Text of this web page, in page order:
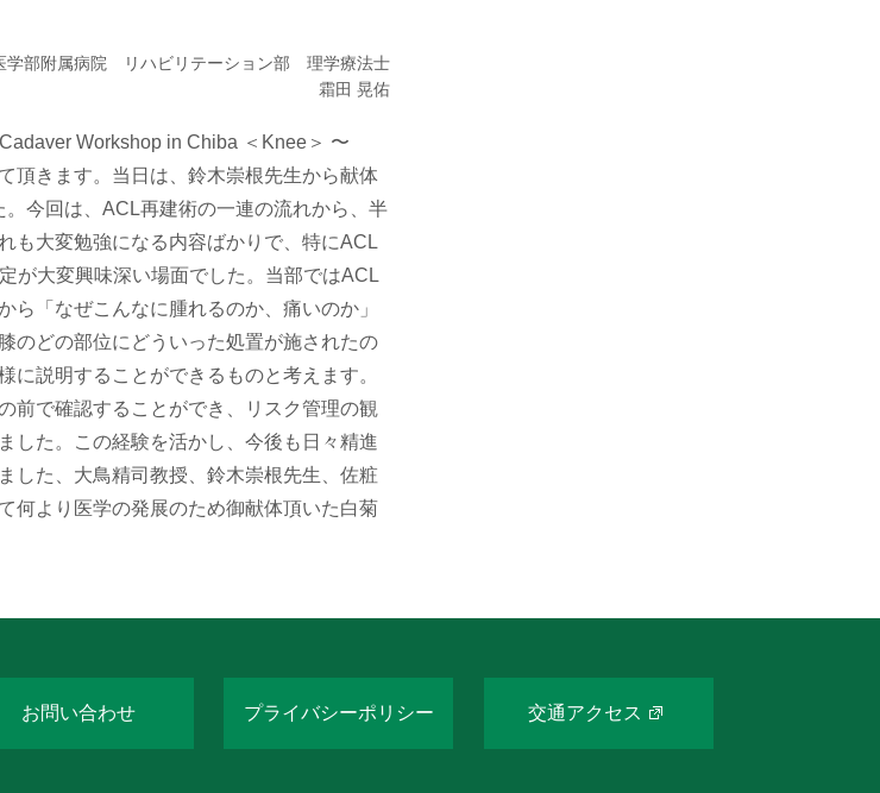
学部附属病院 リハビリテーション部 理学療法士
霜田 晃佑
Workshop in Chiba ＜Knee＞ 〜
頂きます。当日は、鈴木崇根先生から献体
今回は、ACL再建術の一連の流れから、半
も大変勉強になる内容ばかりで、特にACL
が大変興味深い場面でした。当部ではACL
「なぜこんなに腫れるのか、痛いのか」
のどの部位にどういった処置が施されたの
説明することができるものと考えます。
前で確認することができ、リスク管理の観
した。この経験を活かし、今後も日々精進
した、大鳥精司教授、鈴木崇根先生、佐粧
何より医学の発展のため御献体頂いた白菊
お問い合わせ プライバシーポリシー 交通アクセス